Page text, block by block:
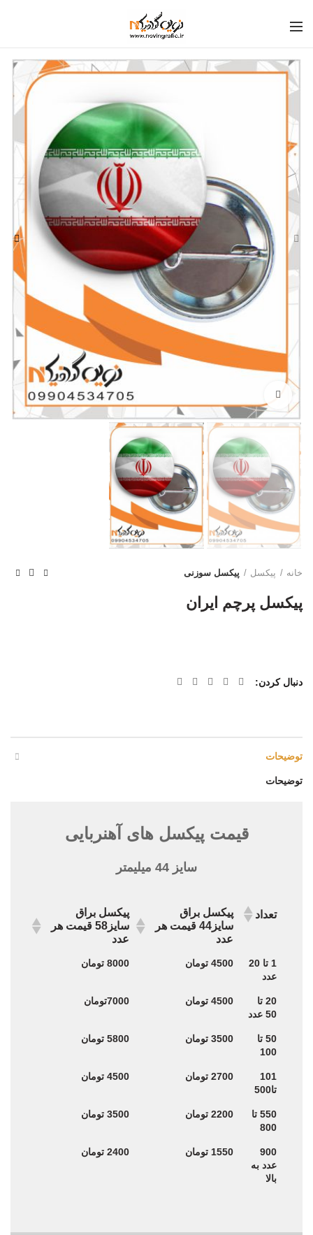
خانه پیکسل پیکسل سوزنی
پیکسل پرچم ایران
دنبال کردن
توضیحات
توضیحات
قیمت پیکسل های آهنربایی
سایز 44 میلیمتر
تعداد
پیکسل براق
سایز44 قیمت هر
عدد
پیکسل براق
سایز58 قیمت هر
عدد
تعداد
پیکسل براق
سایز44 قیمت هر
پیکسل براق
سایز58 قیمت هر
1 تا 20
عدد
4500 تومان 8000 تومان
20 تا
50 عدد
4500 تومان 7000تومان
50 تا
100
3500 تومان 5800 تومان
101
تا500
2700 تومان 4500 تومان
550 تا
800
2200 تومان 3500 تومان
900
عدد به
بالا
1550 تومان 2400 تومان